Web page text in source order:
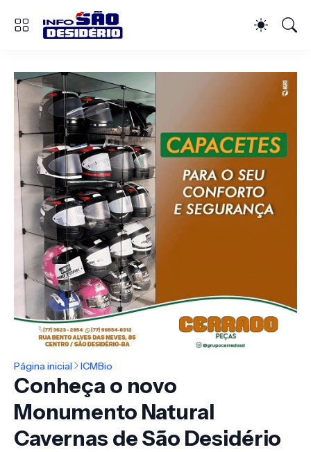
Página inicial ICMBio
Conheça o novo
Monumento Natural
Cavernas de São Desidério